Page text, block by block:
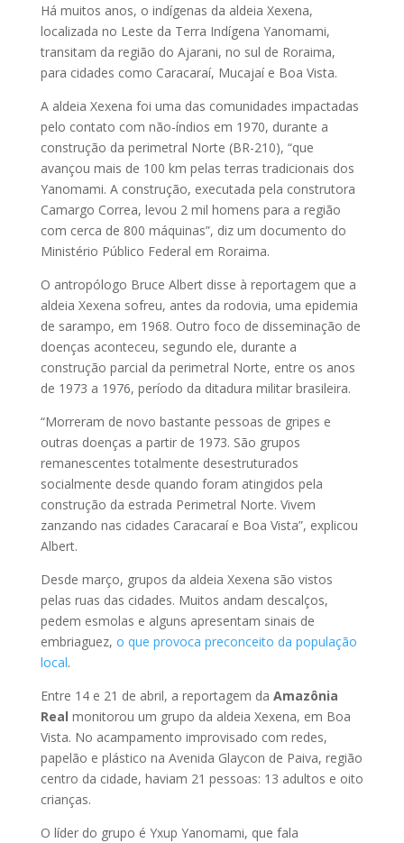
Há muitos anos, o indígenas da aldeia Xexena,
localizada no Leste da Terra Indígena Yanomami,
transitam da região do Ajarani, no sul de Roraima,
para cidades como Caracaraí, Mucajaí e Boa Vista.
A aldeia Xexena foi uma das comunidades impactadas
pelo contato com não-índios em 1970, durante a
construção da perimetral Norte (BR-210), “que
avançou mais de 100 km pelas terras tradicionais dos
Yanomami. A construção, executada pela construtora
Camargo Correa, levou 2 mil homens para a região
com cerca de 800 máquinas”, diz um documento do
Ministério Público Federal em Roraima.
O antropólogo Bruce Albert disse à reportagem que a
aldeia Xexena sofreu, antes da rodovia, uma epidemia
de sarampo, em 1968. Outro foco de disseminação de
doenças aconteceu, segundo ele, durante a
construção parcial da perimetral Norte, entre os anos
de 1973 a 1976, período da ditadura militar brasileira.
“Morreram de novo bastante pessoas de gripes e
outras doenças a partir de 1973. São grupos
remanescentes totalmente desestruturados
socialmente desde quando foram atingidos pela
construção da estrada Perimetral Norte. Vivem
zanzando nas cidades Caracaraí e Boa Vista”, explicou
Albert.
Desde março, grupos da aldeia Xexena são vistos
pelas ruas das cidades. Muitos andam descalços,
pedem esmolas e alguns apresentam sinais de
embriaguez, o que provoca preconceito da população
local.
Entre 14 e 21 de abril, a reportagem da Amazônia
Real monitorou um grupo da aldeia Xexena, em Boa
Vista. No acampamento improvisado com redes,
papelão e plástico na Avenida Glaycon de Paiva, região
centro da cidade, haviam 21 pessoas: 13 adultos e oito
crianças.
O líder do grupo é Yxup Yanomami, que fala